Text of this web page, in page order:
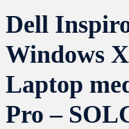
Dell
Windows
Laptop
Pro –